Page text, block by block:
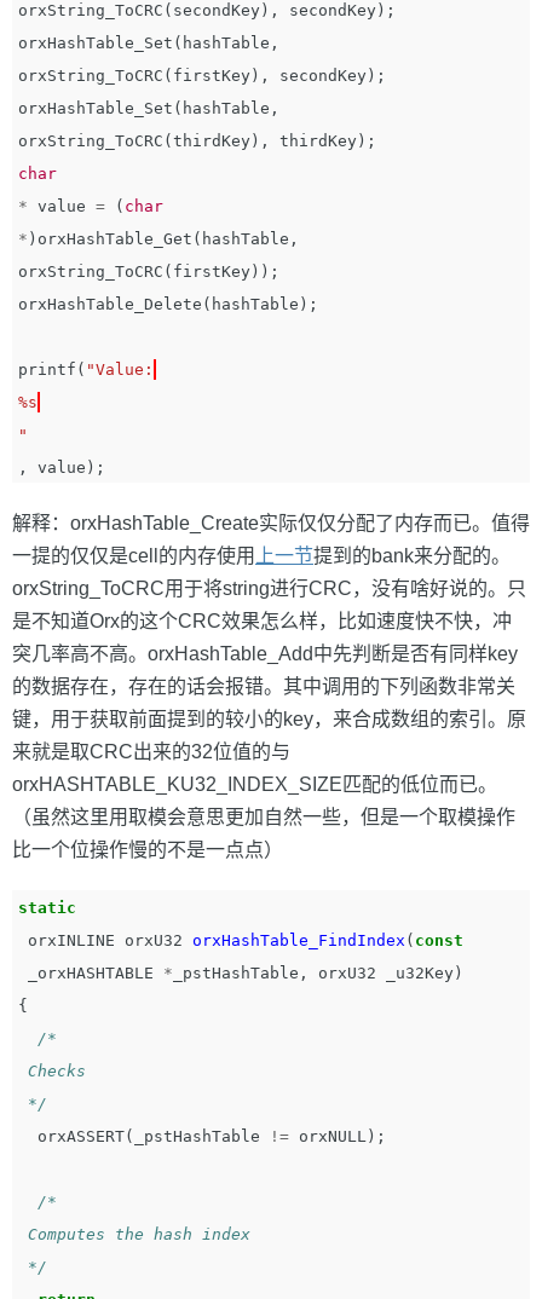
orxString_ToCRC ( secondKey ), secondKey );
orxHashTable_Set ( hashTable ,
orxString_ToCRC ( firstKey ), secondKey );
orxHashTable_Set ( hashTable ,
orxString_ToCRC ( thirdKey ), thirdKey );
char
* value = ( char
* ) orxHashTable_Get ( hashTable ,
orxString_ToCRC ( firstKey ));
orxHashTable_Delete ( hashTable );
printf ( "Value:
%s
"
,
value );
解释：orxHashTable_Create实际仅仅分配了内存而已。值得
一提的仅仅是cell的内存使用
上一节提到的bank来分配的。
orxString_ToCRC用于将string进行CRC，没有啥好说的。只
是不知道Orx的这个CRC效果怎么样，比如速度快不快，冲
突几率高不高。orxHashTable_Add中先判断是否有同样key
的数据存在，存在的话会报错。其中调用的下列函数非常关
键，用于获取前面提到的较小的key，来合成数组的索引。原
来就是取CRC出来的32位值的与
orxHASHTABLE_KU32_INDEX_SIZE匹配的低位而已。
（虽然这里用取模会意思更加自然一些，但是一个取模操作
比一个位操作慢的不是一点点）
static
orxINLINE
orxU32 orxHashTable_FindIndex ( const
_orxHASHTABLE
* _pstHashTable , orxU32 _u32Key )
{
/*
*/
orxASSERT( _pstHashTable != orxNULL );
/*
*/